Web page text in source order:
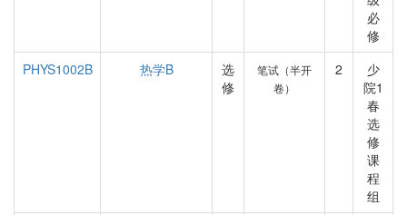
必
修
PHYS1002B
热学B
选
修
笔试（半开
卷）
2
少
院1
春
选
修
课
程
组